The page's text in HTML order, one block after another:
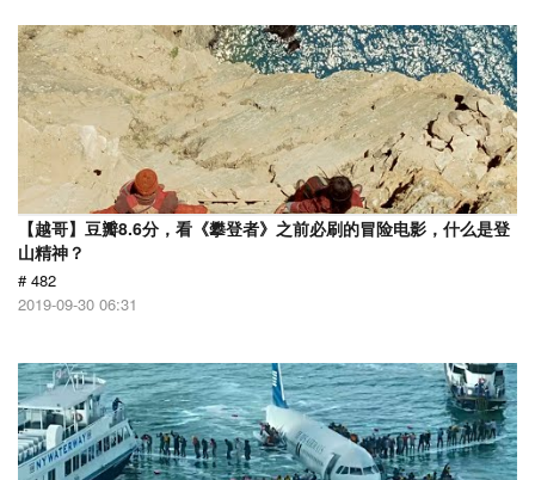
【越哥】豆瓣8.6分，看《攀登者》之前必刷的冒险电影，什么是登
山精神？
# 482
2019-09-30 06:31